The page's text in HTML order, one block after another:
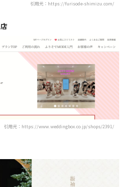
引用元：https://furisode-shimizu.com/
引用元：https://www.weddingbox.co.jp/shops/2391/